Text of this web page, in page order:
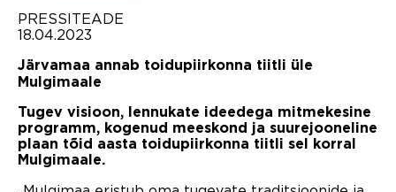
PRESSITEADE
18.04.2023
Järvamaa annab toidupiirkonna tiitli üle
Mulgimaale
Tugev visioon, lennukate ideedega mitmekesine
programm, kogenud meeskond ja suurejooneline
plaan tõid aasta toidupiirkonna tiitli sel korral
Mulgimaale.